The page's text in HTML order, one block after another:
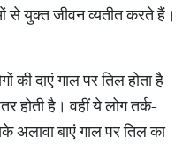
से युक्त जीवन व्यतीत करते हैं।
की दाएं गाल पर तिल होता है
होती है। वहीं ये लोग तर्क-
अलावा बाएं गाल पर तिल का